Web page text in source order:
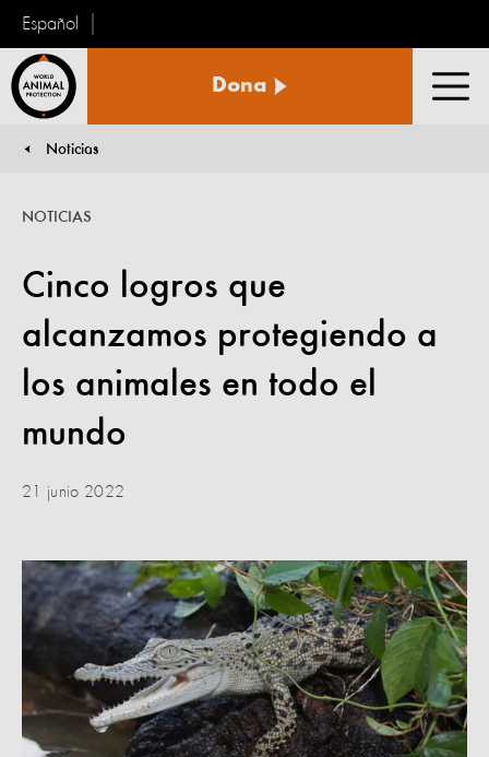
Español
Animal
Dona
Noticias
Cinco logros que
alcanzamos protegiendo a
los animales en todo el
mundo
NOTICIAS
21 junio 2022